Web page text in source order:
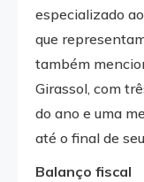
especializado
que
também
Girassol, com
do ano e uma
até o final de
Balanço fiscal